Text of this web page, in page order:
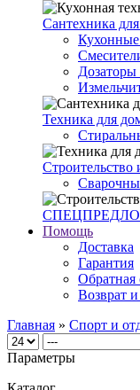
Сантехника
Техника для
Строительство
Помощь
Доставка
Гарантия
Обратная
Возврат
Главная » Спорт и
Параметры